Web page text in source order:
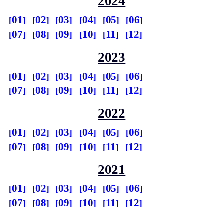
01 02 03 04 05
06
07
08 09 10 11 12
2023
01 02 03 04 05
06
07
08 09 10 11 12
2022
01 02 03 04 05
06
07
08 09 10 11 12
2021
01 02 03 04 05
06
07
08 09 10 11 12